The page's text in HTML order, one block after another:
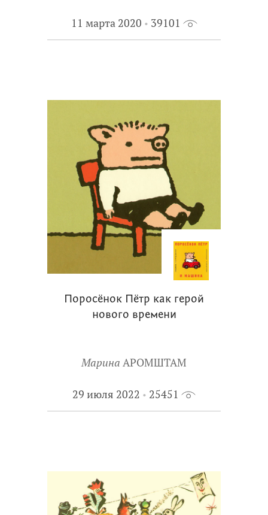
11 марта 2020 39101
Поросёнок Пётр как герой
нового времени
Марина АРОМШТАМ
29 июля 2022 25451